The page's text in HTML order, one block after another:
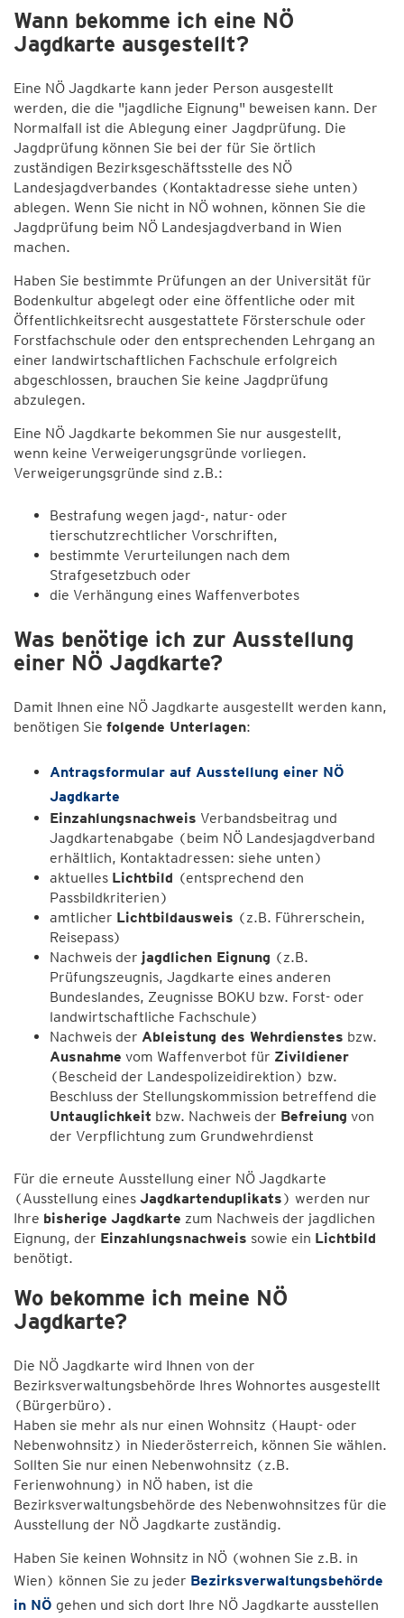
Wann bekomme ich eine NÖ
Jagdkarte ausgestellt?
Eine NÖ Jagdkarte kann jeder Person ausgestellt
werden, die die "jagdliche Eignung" beweisen kann. Der
Normalfall ist die Ablegung einer Jagdprüfung. Die
Jagdprüfung können Sie bei der für Sie örtlich
zuständigen Bezirksgeschäftsstelle des NÖ
Landesjagdverbandes (Kontaktadresse siehe unten)
ablegen. Wenn Sie nicht in NÖ wohnen, können Sie die
Jagdprüfung beim NÖ Landesjagdverband in Wien
machen.
Haben Sie bestimmte Prüfungen an der Universität für
Bodenkultur abgelegt oder eine öffentliche oder mit
Öffentlichkeitsrecht ausgestattete Försterschule oder
Forstfachschule oder den entsprechenden Lehrgang an
einer landwirtschaftlichen Fachschule erfolgreich
abgeschlossen, brauchen Sie keine Jagdprüfung
abzulegen.
Eine NÖ Jagdkarte bekommen Sie nur ausgestellt,
wenn keine Verweigerungsgründe vorliegen.
Verweigerungsgründe sind z.B.:
Bestrafung wegen jagd-, natur- oder
tierschutzrechtlicher Vorschriften,
bestimmte Verurteilungen nach dem
Strafgesetzbuch oder
die Verhängung eines Waffenverbotes
Was benötige ich zur Ausstellung
einer NÖ Jagdkarte?
Damit Ihnen eine NÖ Jagdkarte ausgestellt werden kann,
benötigen Sie folgende Unterlagen:
Antragsformular auf Ausstellung einer NÖ
Jagdkarte
Einzahlungsnachweis Verbandsbeitrag und
Jagdkartenabgabe (beim NÖ Landesjagdverband
erhältlich, Kontaktadressen: siehe unten)
aktuelles Lichtbild (entsprechend den
Passbildkriterien)
amtlicher Lichtbildausweis (z.B. Führerschein,
Reisepass)
Nachweis der jagdlichen Eignung (z.B.
Prüfungszeugnis, Jagdkarte eines anderen
Bundeslandes, Zeugnisse BOKU bzw. Forst- oder
landwirtschaftliche Fachschule)
Nachweis der Ableistung des Wehrdienstes bzw.
Ausnahme vom Waffenverbot für Zivildiener
(Bescheid der Landespolizeidirektion) bzw.
Beschluss der Stellungskommission betreffend die
Untauglichkeit bzw. Nachweis der Befreiung von
der Verpflichtung zum Grundwehrdienst
Für die erneute Ausstellung einer NÖ Jagdkarte
(Ausstellung eines Jagdkartenduplikats) werden nur
Ihre bisherige Jagdkarte zum Nachweis der jagdlichen
Eignung, der Einzahlungsnachweis sowie ein Lichtbild
benötigt.
Wo bekomme ich meine NÖ
Jagdkarte?
Die NÖ Jagdkarte wird Ihnen von der
Bezirksverwaltungsbehörde Ihres Wohnortes ausgestellt
(Bürgerbüro).
Haben sie mehr als nur einen Wohnsitz (Haupt- oder
Nebenwohnsitz) in Niederösterreich, können Sie wählen.
Sollten Sie nur einen Nebenwohnsitz (z.B.
Ferienwohnung) in NÖ haben, ist die
Bezirksverwaltungsbehörde des Nebenwohnsitzes für die
Ausstellung der NÖ Jagdkarte zuständig.
Haben Sie keinen Wohnsitz in NÖ (wohnen Sie z.B. in
Wien) können Sie zu jeder Bezirksverwaltungsbehörde
in NÖ gehen und sich dort Ihre NÖ Jagdkarte ausstellen